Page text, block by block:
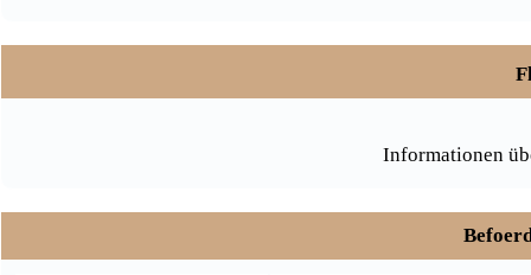
Informationen